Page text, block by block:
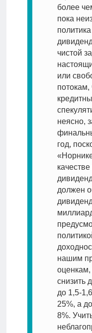
более
пока
чистой
или
потокам,
неясно,
год,
должен
нашим
снизить
до 1,5-
25%, а
8%.